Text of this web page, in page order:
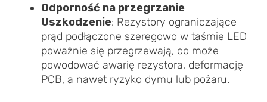
Odporność na przegrzanie
Uszkodzenie: Rezystory ograniczające
prąd podłączone szeregowo w taśmie LED
poważnie się przegrzewają, co może
powodować awarię rezystora, deformację
PCB, a nawet ryzyko dymu lub pożaru.